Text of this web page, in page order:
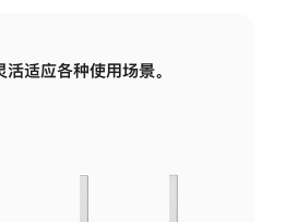
活适应各种使用场景。